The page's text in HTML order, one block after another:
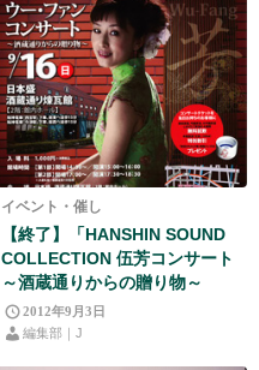
イベント・催し
【終了】「HANSHIN SOUND
COLLECTION 伍芳コンサート
～酒蔵通りからの贈り物～
2012年9月3日
編集部｜J